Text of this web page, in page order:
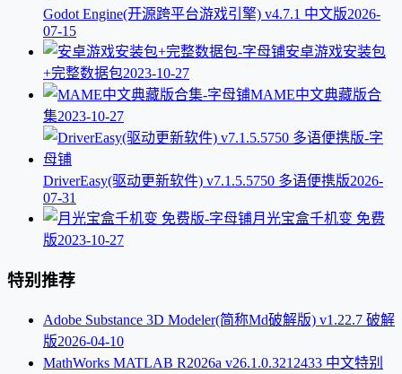
Godot Engine(开源跨平台游戏引擎) v4.7.1 中文版2026-
07-15
安卓游戏安装包
+完整数据包2023-10-27
MAME中文典藏版合
集2023-10-27
DriverEasy(驱动更新软件) v7.1.5.5750 多语便携版2026-
07-31
月光宝盒千机变 免费
版2023-10-27
特别推荐
Adobe Substance 3D Modeler(简称Md破解版) v1.22.7 破解
版2026-04-10
MathWorks MATLAB R2026a v26.1.0.3212433 中文特别